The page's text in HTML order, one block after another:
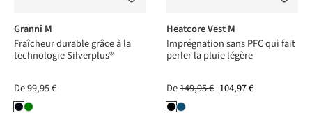
Granni M
Fraîcheur durable grâce à la
technologie Silverplus®
De99,95 €
Heatcore Vest M
Imprégnation sans PFC qui fait
perler la pluie légère
De149,95 € 104,97 €